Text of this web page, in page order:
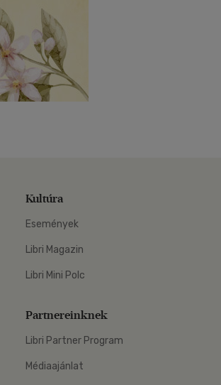
Kultúra
Események
Libri Magazin
Libri Mini Polc
Partnereinknek
Libri Partner Program
Médiaajánlat